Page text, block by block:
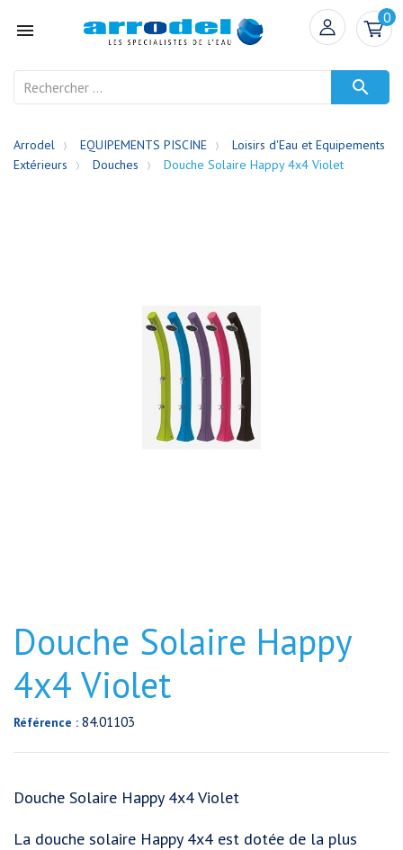

0

Arrodel EQUIPEMENTS PISCINE
Loisirs d'Eau et Equipements
Extérieurs
Douches Douche Solaire Happy 4x4 Violet
Douche Solaire Happy
4x4 Violet
Référence : 84.01103
Douche Solaire Happy 4x4 Violet
La douche solaire Happy 4x4 est dotée de la plus